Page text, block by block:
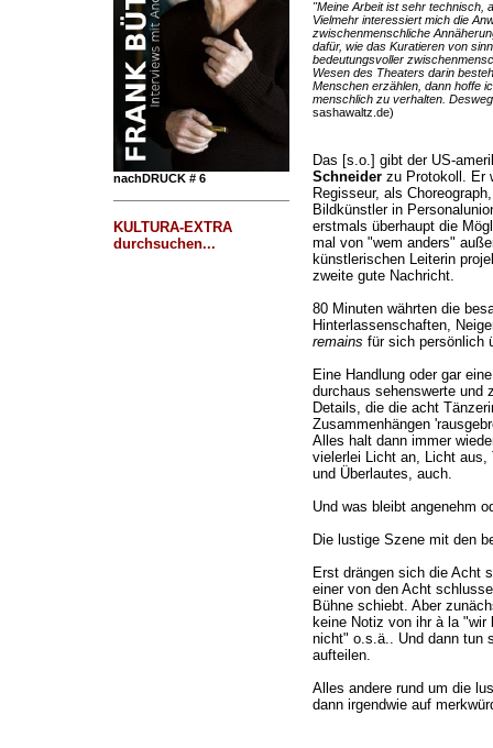
nachDRUCK # 6
KULTURA-EXTRA
durchsuchen...
"Meine Arbeit ist sehr technisch,
Vielmehr interessiert mich die
zwischenmenschliche
dafür, wie das Kuratieren von
bedeutungsvoller
Wesen des Theaters darin
Menschen erzählen, dann hoffe
menschlich zu verhalten.
sashawaltz.de)
Das [s.o.] gibt der US-
Schneiderzu Protokoll. Er
Regisseur, als
Bildkünstler in
erstmals überhaupt die
mal von "wem anders"
künstlerischen Leiterin
zweite gute Nachricht.
80 Minuten währten die
Hinterlassenschaften,
remains für sich persönlich
Eine Handlung oder gar
durchaus sehenswerte und
Details, die die acht
Zusammenhängen
Alles halt dann immer
vielerlei Licht an, Licht aus,
und Überlautes, auch.
Und was bleibt angenehm
Die lustige Szene mit den
Erst drängen sich die Acht
einer von den Acht
Bühne schiebt. Aber
keine Notiz von ihr à la
nicht" o.s.ä.. Und dann tun
aufteilen.
Alles andere rund um die
dann irgendwie auf